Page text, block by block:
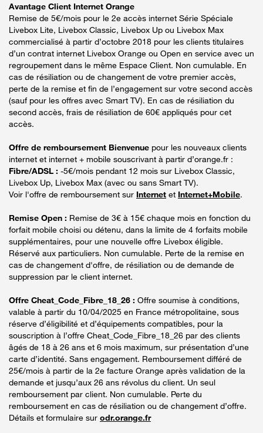
Avantage Client Internet Orange
Remise de 5€/mois pour le 2e accès internet Série Spéciale
Livebox Lite, Livebox Classic, Livebox Up ou Livebox Max
commercialisé à partir d’octobre 2018 pour les clients titulaires
d’un contrat internet Livebox Orange ou Open en service avec un
regroupement dans le même Espace Client. Non cumulable. En
cas de résiliation ou de changement de votre premier accès,
perte de la remise et fin de l’engagement sur votre second accès
(sauf pour les offres avec Smart TV). En cas de résiliation du
second accès, frais de résiliation de 60€ appliqués pour cet
accès.
Offre de remboursement Bienvenue pour les nouveaux clients
internet et internet + mobile souscrivant à partir d’orange.fr :
Fibre/ADSL : -5€/mois pendant 12 mois sur Livebox Classic,
Livebox Up, Livebox Max (avec ou sans Smart TV).
Voir l'offre de remboursement sur Internet et Internet+Mobile.
Remise Open : Remise de 3€ à 15€ chaque mois en fonction du
forfait mobile choisi ou détenu, dans la limite de 4 forfaits mobile
supplémentaires, pour une nouvelle offre Livebox éligible.
Réservé aux particuliers. Non cumulable. Perte de la remise en
cas de changement d'offre, de résiliation ou de demande de
suppression par le client internet.
Offre Cheat_Code_Fibre_18_26 : Offre soumise à conditions,
valable à partir du 10/04/2025 en France métropolitaine, sous
réserve d’éligibilité et d’équipements compatibles, pour la
souscription à l’offre Cheat_Code_Fibre_18_26 par des clients
âgés de 18 à 26 ans et 6 mois maximum, sur présentation d’une
carte d’identité. Sans engagement. Remboursement différé de
25€/mois à partir de la 2e facture Orange après validation de la
demande et jusqu’aux 26 ans révolus du client. Un seul
remboursement par client. Non cumulable. Perte du
remboursement en cas de résiliation ou de changement d’offre.
Détails et formulaire sur odr.orange.fr